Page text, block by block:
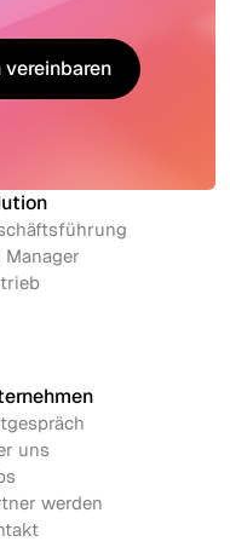
Manager
uns
werden